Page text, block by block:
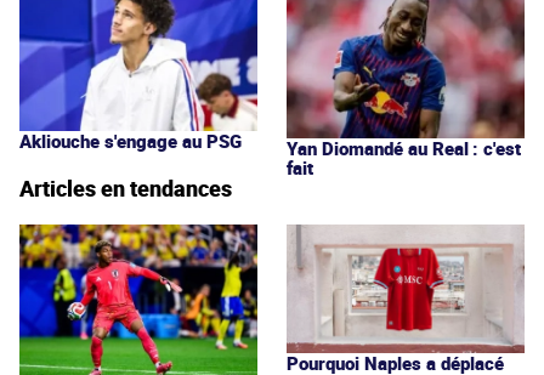
Akliouche s'engage au PSG
Yan Diomandé au Real : c'est
fait
Articles en tendances
Pourquoi Naples a déplacé